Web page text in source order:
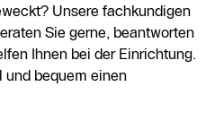
Unsere fachkundigen
Sie gerne, beantworten
Ihnen bei der Einrichtung.
und bequem einen